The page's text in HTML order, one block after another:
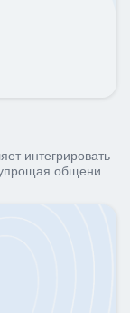
интегрировать
общение
сообщения,